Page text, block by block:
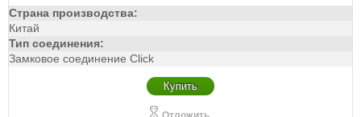
Страна производства:
Китай
Тип соединения:
Замковое соединение Click
Купить